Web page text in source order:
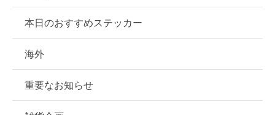
本日のおすすめステッカー
海外
重要なお知らせ